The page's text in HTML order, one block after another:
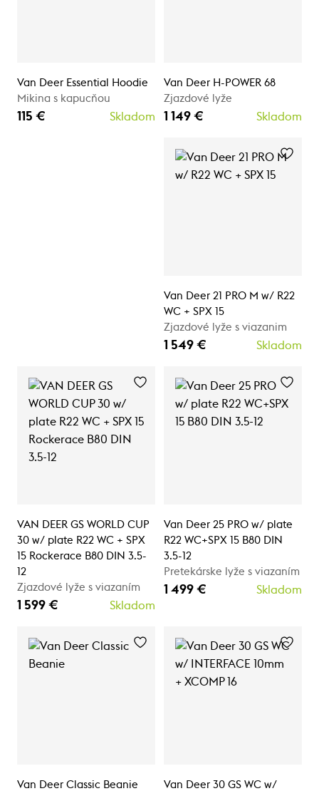
Van Deer Essential Hoodie
Mikina s kapucňou
115 € Skladom
Van Deer H-POWER 68
Zjazdové lyže
1 149 € Skladom
Van Deer 21 PRO M w/ R22
WC + SPX 15
Zjazdové lyže s viazanim
1 549 € Skladom
VAN DEER GS WORLD CUP
30 w/ plate R22 WC + SPX
15 Rockerace B80 DIN 3.5-
12
Zjazdové lyže s viazaním
1 599 € Skladom
Van Deer 25 PRO w/ plate
R22 WC+SPX 15 B80 DIN
3.5-12
Pretekárske lyže s viazaním
1 499 € Skladom
Van Deer Classic Beanie Van Deer 30 GS WC w/